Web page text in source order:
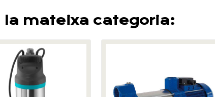
mateixa categoria: